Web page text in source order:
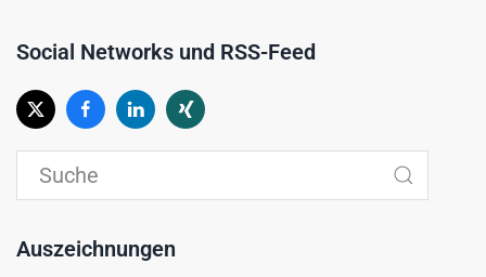
Social Networks und RSS-Feed
Auszeichnungen